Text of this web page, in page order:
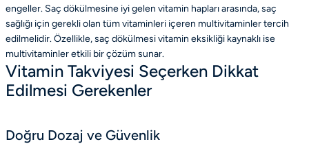
engeller. Saç dökülmesine iyi gelen vitamin hapları arasında, saç
sağlığı için gerekli olan tüm vitaminleri içeren multivitaminler tercih
edilmelidir. Özellikle, saç dökülmesi vitamin eksikliği kaynaklı ise
multivitaminler etkili bir çözüm sunar.
Vitamin Takviyesi Seçerken Dikkat
Edilmesi Gerekenler
Doğru Dozaj ve Güvenlik